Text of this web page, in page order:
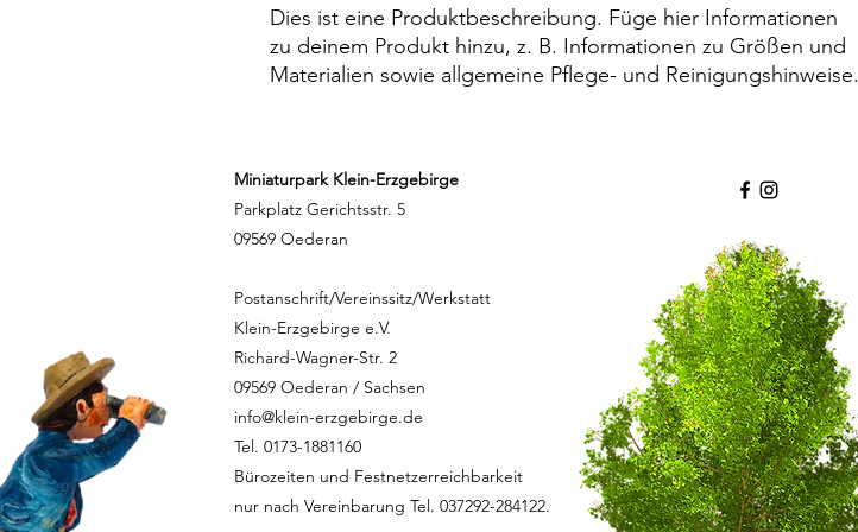
Dies ist eine Produktbeschreibung. Füge hier Informationen
zu deinem Produkt hinzu, z. B. Informationen zu Größen und
Materialien sowie allgemeine Pflege- und Reinigungshinweise.
Miniaturpark Klein-Erzgebirge
Parkplatz Gerichtsstr. 5
09569 Oederan
Postanschrift/Vereinssitz/Werkstatt
Klein-Erzgebirge e.V.
Richard-Wagner-Str. 2
09569 Oederan / Sachsen
info@klein-erzgebirge.de
Tel. 0173-1881160
Bürozeiten und Festnetzerreichbarkeit
nur nach Vereinbarung Tel. 037292-284122.